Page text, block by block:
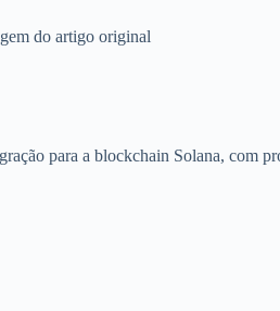
para a blockchain Solana, com